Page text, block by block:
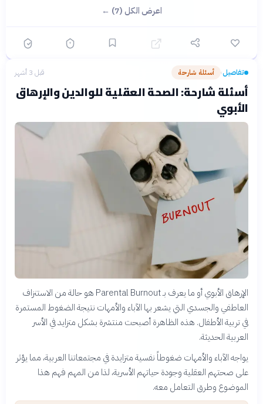
اعرض الكل (7) ←
تفاصيل› أسئلة شارحة قبل 3 أشهر
أسئلة شارحة: الصحة العقلية للوالدين والإرهاق
الأبوي
الإرهاق الأبوي أو ما يعرف بـ Parental Burnout هو حالة من الاستنزاف
العاطفي والجسدي التي يشعر بها الآباء والأمهات نتيجة الضغوط المستمرة
في تربية الأطفال. هذه الظاهرة أصبحت منتشرة بشكل متزايد في الأسر
العربية الحديثة.
يواجه الآباء والأمهات ضغوطاً نفسية متزايدة في مجتمعاتنا العربية، مما يؤثر
على صحتهم العقلية وجودة حياتهم الأسرية، لذا من المهم فهم هذا
الموضوع وطرق التعامل معه.